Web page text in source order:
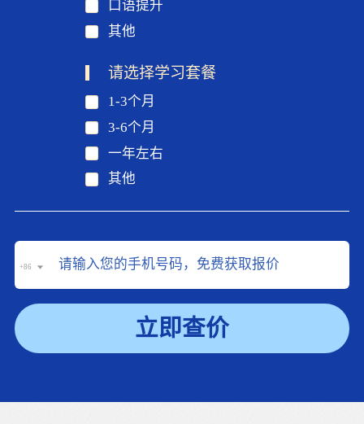
口语提升
其他
请选择学习套餐
1-3个月
3-6个月
一年左右
其他
+86
立即查价